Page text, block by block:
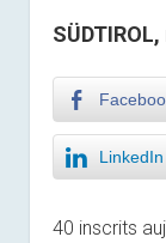
LinkedIn
40 inscrits